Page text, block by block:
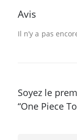
Avis
Il n’y a pas
Soyez le
“One Piece